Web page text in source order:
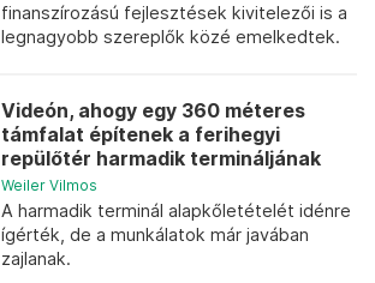
finanszírozású fejlesztések kivitelezői is a
legnagyobb szereplők közé emelkedtek.
Videón, ahogy egy 360 méteres
támfalat építenek a ferihegyi
repülőtér harmadik termináljának
Weiler Vilmos
A harmadik terminál alapkőletételét idénre
ígérték, de a munkálatok már javában
zajlanak.